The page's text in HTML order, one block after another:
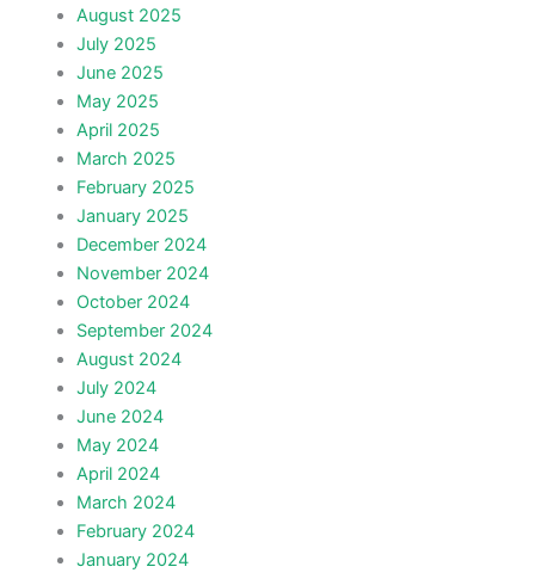
August 2025
July 2025
June 2025
May 2025
April 2025
March 2025
February 2025
January 2025
December 2024
November 2024
October 2024
September 2024
August 2024
July 2024
June 2024
May 2024
April 2024
March 2024
February 2024
January 2024